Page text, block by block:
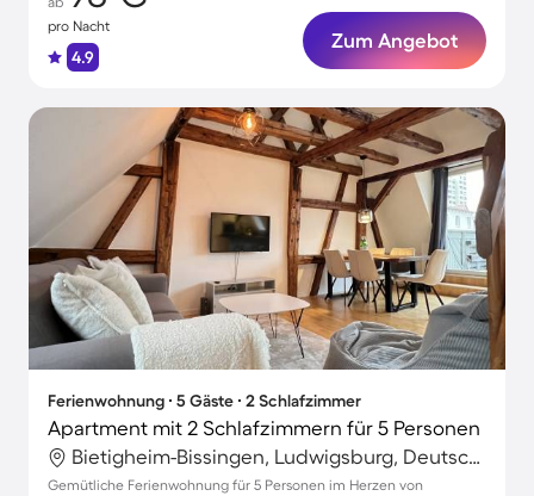
pro Nacht
4.9
Zum Angebot
Ferienwohnung ∙ 5 Gäste ∙ 2 Schlafzimmer
Apartment mit 2 Schlafzimmern für 5 Personen
Bietigheim-Bissingen, Ludwigsburg, Deutschland
Gemütliche Ferienwohnung für 5 Personen im Herzen von